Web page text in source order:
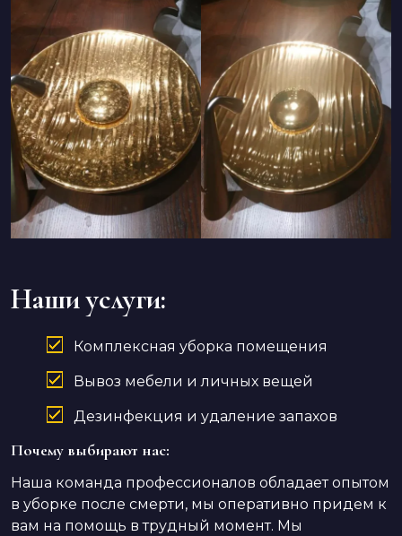
Наши услуги:
Комплексная уборка помещения
Вывоз мебели и личных вещей
Дезинфекция и удаление запахов
Почему выбирают нас:
Наша команда профессионалов обладает опытом
в уборке после смерти, мы оперативно придем к
вам на помощь в трудный момент. Мы